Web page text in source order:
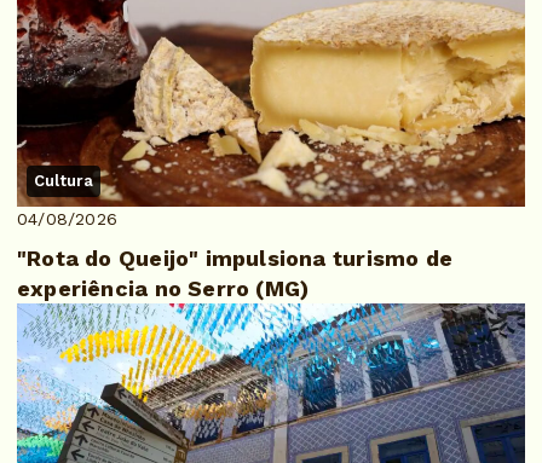
Cultura
04/08/2026
"Rota do Queijo" impulsiona turismo de
experiência no Serro (MG)